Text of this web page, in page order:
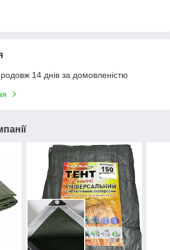
14 днів за домовленістю